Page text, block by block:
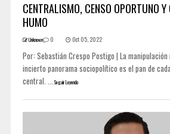
CENTRALISMO, CENSO OPORTUNO
HUMO
Unknown 0 Oct 05, 2022
Por: Sebastián Crespo Postigo | La
incierto panorama sociopolítico es el pan de
central. ... Seguir Leyendo